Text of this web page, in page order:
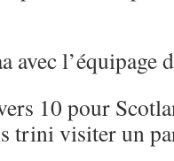
avec l’équipage
10 pour
trini visiter un